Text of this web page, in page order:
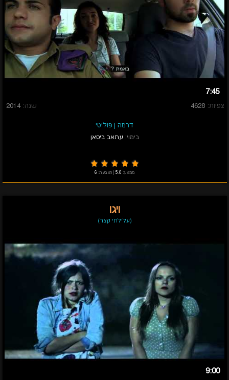
7:45
צפיות: 4628 שנה: 2014
דרמה | פוליטי
בימוי: עתאב ביסאן
ממוצע: 5.0 הצבעות: 6
ויגו
(עלילתי קצר)
9:00